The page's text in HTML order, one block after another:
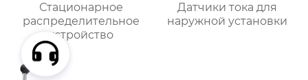
Стационарное
распределительное
устройство
Датчики тока для
наружной установки